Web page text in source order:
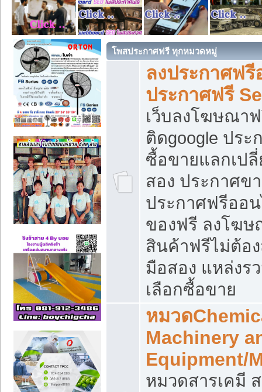
โพสประกาศฟรี ทุกหมวดหมู่
ลงประกาศฟ
ประกาศฟรี
เว็บลงโฆษณา
ติดgoogle ปร
ซื้อขายแลกเป
สอง ประกาศข
ประกาศฟรีออ
ของฟรี ลงโฆ
สินค้าฟรีไม่ต้อ
มือสอง แหล่งร
เลือกซื้อขาย
หมวด
Machinery
Equipment/
หมวดสารเคมี